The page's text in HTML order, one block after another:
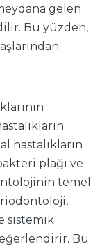
gelen
Bu yüzden,
hastalıkların
plağı ve
temel
sistemik
Bu